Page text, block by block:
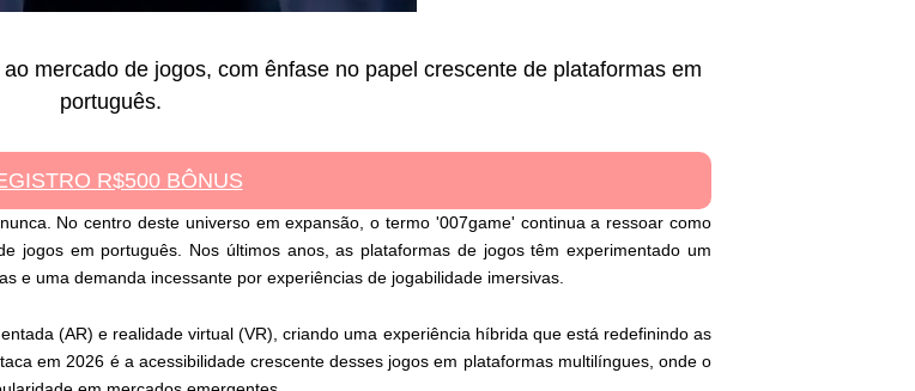
mercado de jogos, com ênfase no papel crescente de plataformas em
português.
R$500 BÔNUS
No centro deste universo em expansão, o termo '007game' continua a ressoar como
jogos em português. Nos últimos anos, as plataformas de jogos têm experimentado um
e uma demanda incessante por experiências de jogabilidade imersivas.
(AR) e realidade virtual (VR), criando uma experiência híbrida que está redefinindo as
em 2026 é a acessibilidade crescente desses jogos em plataformas multilíngues, onde o